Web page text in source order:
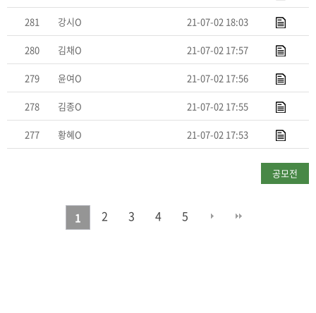
281 강시O 21-07-02 18:03
280 김채O 21-07-02 17:57
279 윤여O 21-07-02 17:56
278 김종O 21-07-02 17:55
277 황혜O 21-07-02 17:53
공모전
1 2 3 4 5